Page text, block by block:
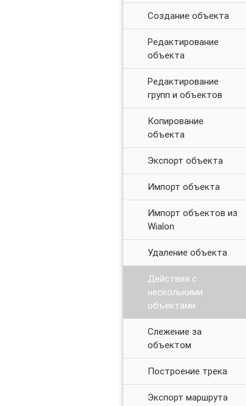
Создание объекта
Редактирование
объекта
Редактирование
групп и объектов
Копирование
объекта
Экспорт объекта
Импорт объекта
Импорт объектов из
Wialon
Удаление объекта
Действия с
несколькими
объектами
Слежение за
объектом
Построение трека
Экспорт маршрута